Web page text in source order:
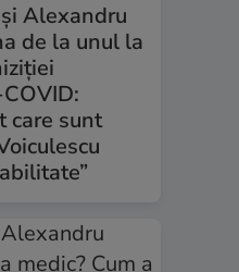
Alexandru
de la unul la
care sunt